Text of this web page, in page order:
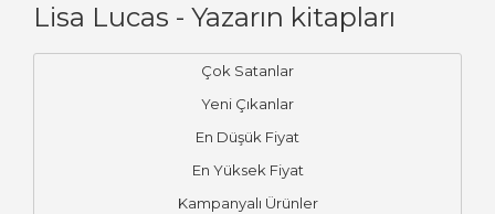
Lisa Lucas - Yazarın kitapları
Çok Satanlar
Yeni Çıkanlar
En Düşük Fiyat
En Yüksek Fiyat
Kampanyalı Ürünler